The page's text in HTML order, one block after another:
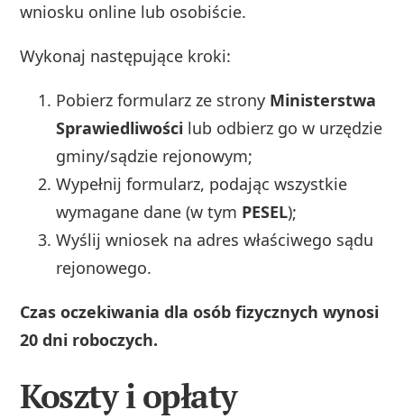
wniosku online lub osobiście.
Wykonaj następujące kroki:
Pobierz formularz ze strony Ministerstwa
Sprawiedliwości lub odbierz go w urzędzie
gminy/sądzie rejonowym;
Wypełnij formularz, podając wszystkie
wymagane dane (w tym PESEL);
Wyślij wniosek na adres właściwego sądu
rejonowego.
Czas oczekiwania dla osób fizycznych wynosi
20 dni roboczych.
Koszty i opłaty